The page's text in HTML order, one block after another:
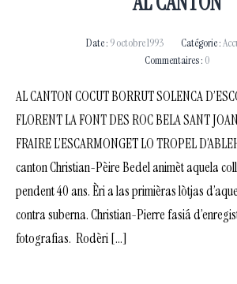
Date : 9 octobre 1993 Catégorie :
Commentaires : 0
AL CANTON COCUT BORRUT SOLENCA
FLORENT LA FONT DES ROC BELA SANT
FRAIRE L’ESCARMONGET LO TROPEL
canton Christian-Pèire Bedel animèt aquela
pendent 40 ans. Èri a las primièras lòtjas
contra suberna. Christian-Pierre fasiá
fotografias. Rodèri […]